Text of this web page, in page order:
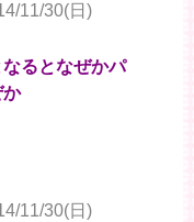
11/30(日)
るとなぜかパ
か
11/30(日)